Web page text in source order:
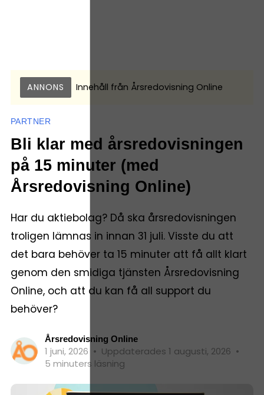
ANNONS Innehåll från Årsredovisning Online
PARTNER
Bli klar med årsredovisningen
på 15 minuter (med
Årsredovisning Online)
Har du aktiebolag? Då ska årsredovisningen
troligen lämnas in innan 31 juli. Visste du att
det bara behöver ta 15 minuter att få allt klart
genom den smidiga tjänsten Årsredovisning
Online, och att du kan få all support du
behöver?
Årsredovisning Online
1 juni, 2026 • Uppdaterades 1 augusti, 2026 •
5 minuters läsning